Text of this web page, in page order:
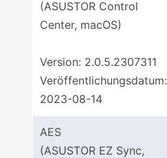
(ASUSTOR Control
Center, macOS)
Version: 2.0.5.2307311
Veröffentlichungsdatum:
2023-08-14
AES
(ASUSTOR EZ Sync,